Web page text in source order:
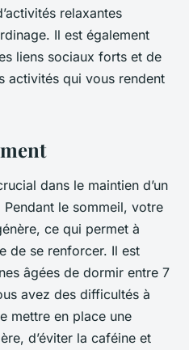
relaxantes
Il est également
liens sociaux forts et de
activités qui vous rendent
dans le maintien d’un
le sommeil, votre
ce qui permet à
de se renforcer. Il est
âgées de dormir entre 7
avez des difficultés à
mettre en place une
d’éviter la caféine et